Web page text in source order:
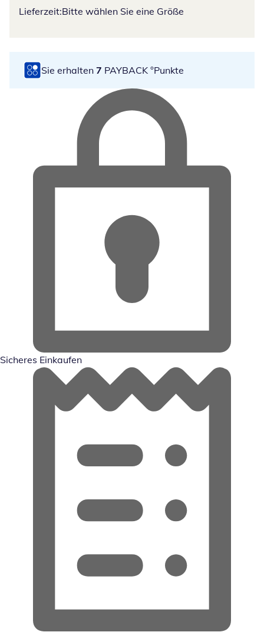
Lieferzeit:Bitte wählen Sie eine Größe
Sie erhalten 7 PAYBACK °Punkte
Sicheres Einkaufen